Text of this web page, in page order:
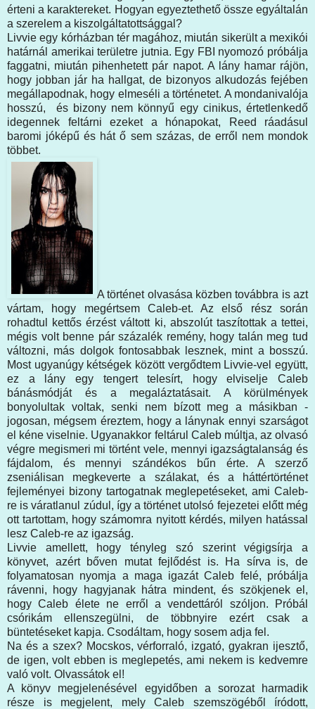
érteni a karaktereket. Hogyan egyeztethető össze egyáltalán
a szerelem a kiszolgáltatottsággal?
Livvie egy kórházban tér magához, miután sikerült a mexikói
határnál amerikai területre jutnia. Egy FBI nyomozó próbálja
faggatni, miután pihenhetett pár napot. A lány hamar rájön,
hogy jobban jár ha hallgat, de bizonyos alkudozás fejében
megállapodnak, hogy elmeséli a történetet. A mondanivalója
hosszú, és bizony nem könnyű egy cinikus, értetlenkedő
idegennek feltárni ezeket a hónapokat, Reed ráadásul
baromi jóképű és hát ő sem százas, de erről nem mondok
többet.
A történet olvasása közben továbbra is azt
vártam, hogy megértsem Caleb-et. Az első rész során
rohadtul kettős érzést váltott ki, abszolút taszítottak a tettei,
mégis volt benne pár százalék remény, hogy talán meg tud
változni, más dolgok fontosabbak lesznek, mint a bosszú.
Most ugyanúgy kétségek között vergődtem Livvie-vel együtt,
ez a lány egy tengert telesírt, hogy elviselje Caleb
bánásmódját és a megaláztatásait. A körülmények
bonyolultak voltak, senki nem bízott meg a másikban -
jogosan, mégsem éreztem, hogy a lánynak ennyi szarságot
el kéne viselnie. Ugyanakkor feltárul Caleb múltja, az olvasó
végre megismeri mi történt vele, mennyi igazságtalanság és
fájdalom, és mennyi szándékos bűn érte. A szerző
zseniálisan megkeverte a szálakat, és a háttértörténet
fejleményei bizony tartogatnak meglepetéseket, ami Caleb-
re is váratlanul zúdul, így a történet utolsó fejezetei előtt még
ott tartottam, hogy számomra nyitott kérdés, milyen hatással
lesz Caleb-re az igazság.
Livvie amellett, hogy tényleg szó szerint végigsírja a
könyvet, azért bőven mutat fejlődést is. Ha sírva is, de
folyamatosan nyomja a maga igazát Caleb felé, próbálja
rávenni, hogy hagyjanak hátra mindent, és szökjenek el,
hogy Caleb élete ne erről a vendettáról szóljon. Próbál
csórikám ellenszegülni, de többnyire ezért csak a
büntetéseket kapja. Csodáltam, hogy sosem adja fel.
Na és a szex? Mocskos, vérforraló, izgató, gyakran ijesztő,
de igen, volt ebben is meglepetés, ami nekem is kedvemre
való volt. Olvassátok el!
A könyv megjelenésével egyidőben a sorozat harmadik
része is megjelent, mely Caleb szemszögéből íródott,